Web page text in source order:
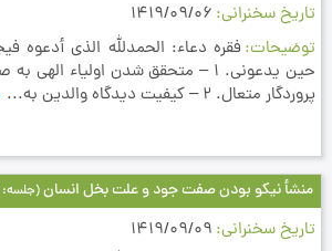
تاریخ سخنرانی 1419/09/06
توضیحات فقره دعاء: الحمدلله الذي أدعوه
حين يدعوني. 1 – متحقق شدن اولياء
پروردگار متعال. 2 – كيفيت دیدگاه والدين به...
منشأ نیکو بودن صفت جود و علت بخل انسان(جلسه: 6)
تاریخ سخنرانی 1419/09/09